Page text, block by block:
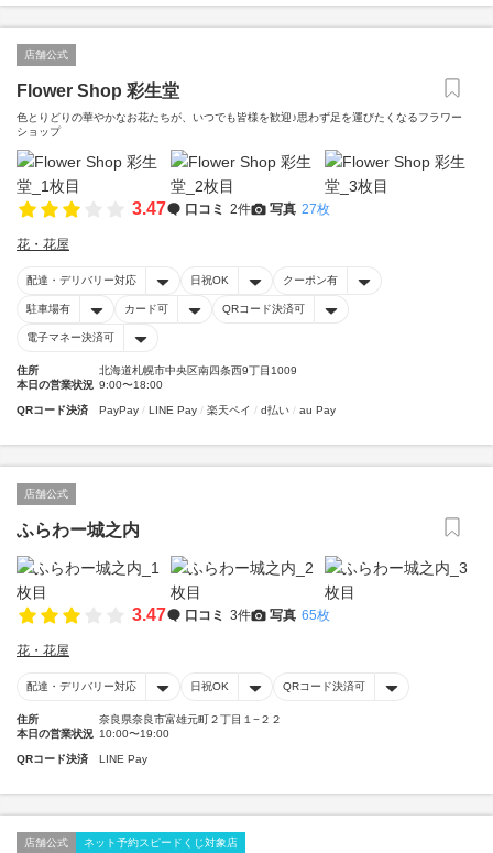
店舗公式
Flower Shop 彩生堂
色とりどりの華やかなお花たちが、いつでも皆様を歓迎♪思わず足を運びたくなるフラワー
ショップ
3.47 口コミ 2件 写真 27枚
花・花屋
配達・デリバリー対応 日祝OK クーポン有
駐車場有 カード可 QRコード決済可
電子マネー決済可
住所
北海道札幌市中央区南四条西9丁目1009
本日の営業状況 9:00〜18:00
QRコード決済 PayPay LINE Pay 楽天ペイ d払い au Pay
店舗公式
ふらわー城之内
3.47 口コミ 3件 写真 65枚
花・花屋
配達・デリバリー対応 日祝OK QRコード決済可
住所
奈良県奈良市富雄元町２丁目１−２２
本日の営業状況 10:00〜19:00
QRコード決済 LINE Pay
店舗公式 ネット予約スピードくじ対象店